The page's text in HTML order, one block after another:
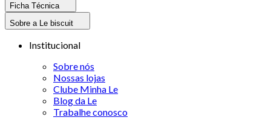
Ficha Técnica
Sobre a Le biscuit
Institucional
Sobre nós
Nossas lojas
Clube Minha Le
Blog da Le
Trabalhe conosco